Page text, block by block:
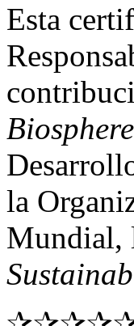
Esta
Biosphere
la
Mundial,